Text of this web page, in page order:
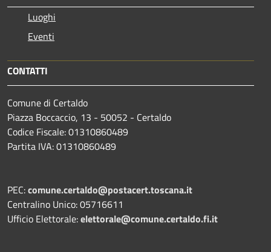
Luoghi
Eventi
CONTATTI
Comune di Certaldo
Piazza Boccaccio, 13 - 50052 - Certaldo
Codice Fiscale: 01310860489
Partita IVA: 01310860489
PEC:comune.certaldo@postacert.toscana.it
Centralino Unico: 05716611
Ufficio Elettorale:elettorale@comune.certaldo.fi.it